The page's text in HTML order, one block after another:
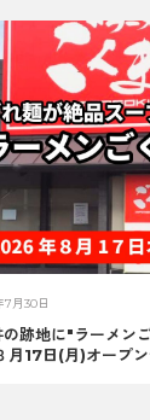
月30日
の跡地に"ラーメン
17日(月)オープ